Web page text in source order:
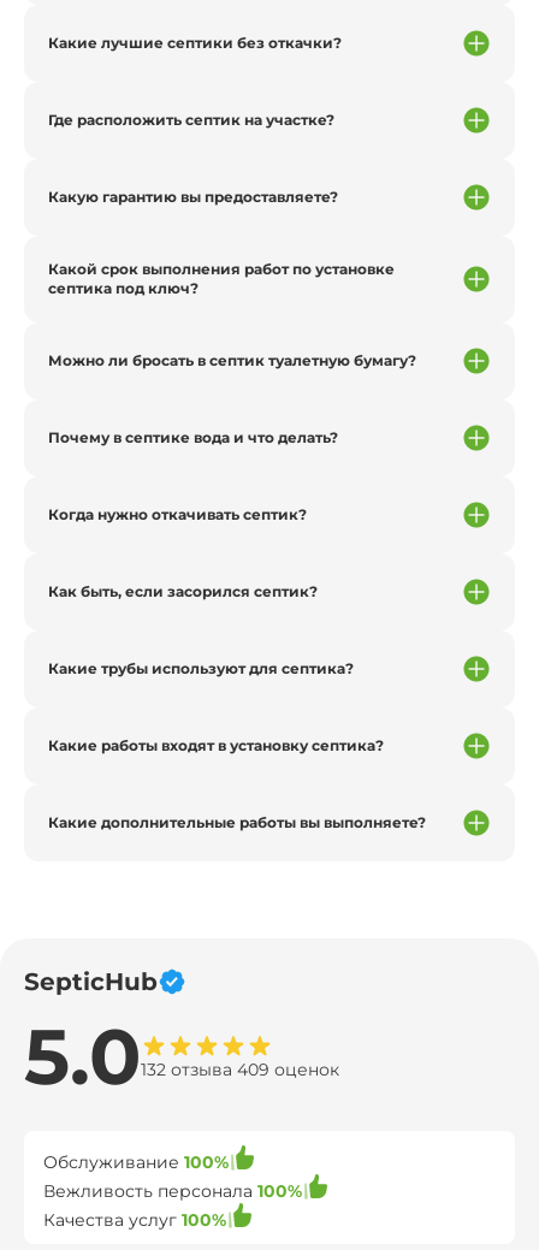
Какие лучшие септики без откачки?
Где расположить септик на участке?
Какую гарантию вы предоставляете?
Какой срок выполнения работ по установке
септика под ключ?
Можно ли бросать в септик туалетную бумагу?
Почему в септике вода и что делать?
Когда нужно откачивать септик?
Как быть, если засорился септик?
Какие трубы используют для септика?
Какие работы входят в установку септика?
Какие дополнительные работы вы выполняете?
SepticHub
5.0132 отзыва 409 оценок
Обслуживание 100%
Вежливость персонала 100%
Качества услуг 100%